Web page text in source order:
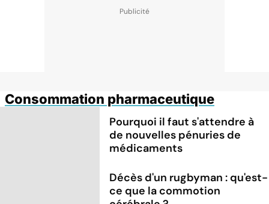
Consommation pharmaceutique
Pourquoi il faut s'attendre à
de nouvelles pénuries de
médicaments
Décès d'un rugbyman : qu'est-
ce que la commotion